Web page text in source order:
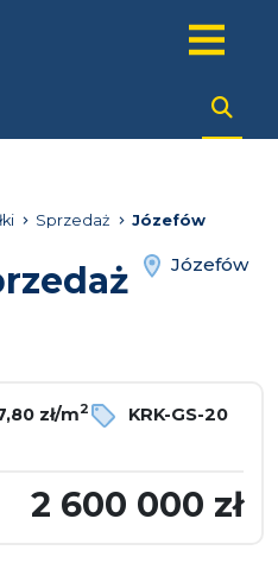
Sprzedaż Józefów
Józefów
zł/m2
KRK-GS-20
2 600 000 zł